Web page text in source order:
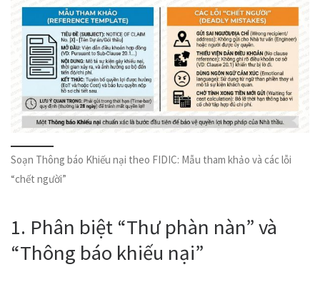
Soạn Thông báo Khiếu nại theo FIDIC: Mẫu tham khảo và các lỗi
“chết người”
1. Phân biệt “Thư phàn nàn” và
“Thông báo khiếu nại”